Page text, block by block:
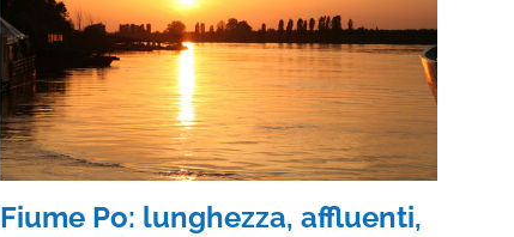
Fiume Po: lunghezza, affluenti,